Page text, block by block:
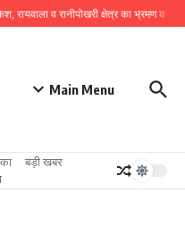
व रानीपोखरी क्षेत्र का भ्रमण कर
Main Menu
बड़ी खबर